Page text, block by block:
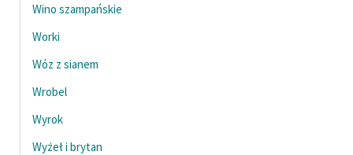
Wino szampańskie
Worki
Wóz z sianem
Wrobel
Wyrok
Wyżeł i brytan